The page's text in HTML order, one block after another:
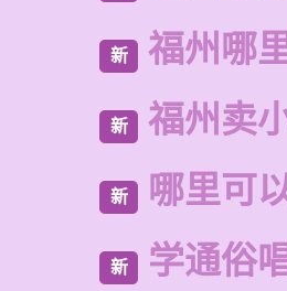
新 福州哪
新 福州卖
新 哪里可
新 学通俗